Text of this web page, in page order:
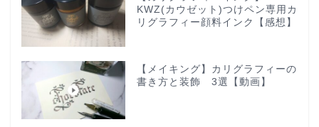
KWZ(カウゼット)つけペン専用カ
リグラフィー顔料インク【感想】
【メイキング】カリグラフィーの
書き方と装飾 3選【動画】